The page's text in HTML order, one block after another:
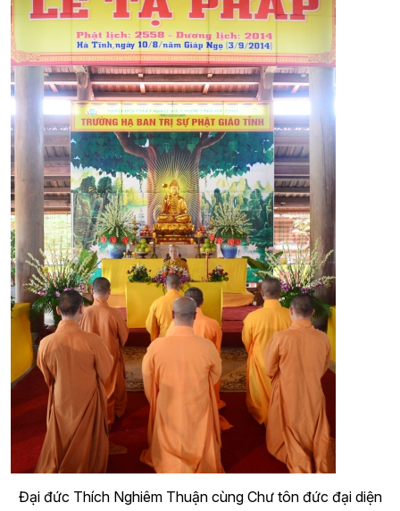
Đại đức Thích Nghiêm Thuận cùng Chư tôn đức đại diện